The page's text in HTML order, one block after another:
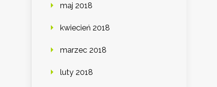
maj 2018
kwiecień 2018
marzec 2018
luty 2018